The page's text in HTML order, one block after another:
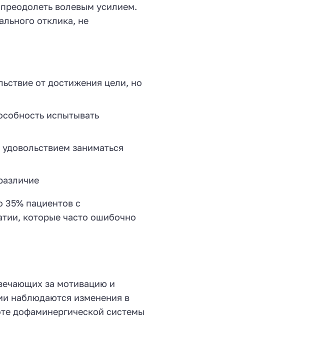
волевым усилием.
отклика, не
от достижения цели, но
испытывать
заниматься
пациентов с
которые часто ошибочно
за мотивацию и
наблюдаются изменения в
дофаминергической системы